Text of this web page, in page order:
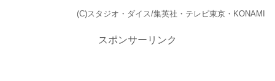
(C)スタジオ・ダイス/集英社・テレビ東京・KONAMI
スポンサーリンク